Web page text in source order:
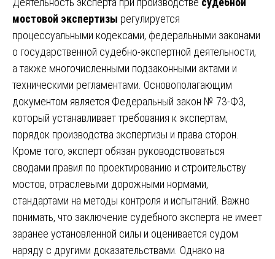
мостовой экспертизы регулируется
процессуальными кодексами, федеральными законами
о государственной судебно-экспертной деятельности,
а также многочисленными подзаконными актами и
техническими регламентами. Основополагающим
документом является Федеральный закон № 73-ФЗ,
который устанавливает требования к экспертам,
порядок производства экспертизы и права сторон.
Кроме того, эксперт обязан руководствоваться
сводами правил по проектированию и строительству
мостов, отраслевыми дорожными нормами,
стандартами на методы контроля и испытаний. Важно
понимать, что заключение судебного эксперта не имеет
заранее установленной силы и оценивается судом
наряду с другими доказательствами. Однако на